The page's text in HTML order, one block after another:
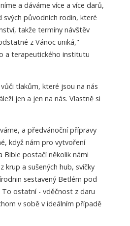
a dáváme více a více darů,
původních rodin, které
takže termíny návštěv
z Vánoc uniká,"
a terapeutického institutu
tlakům, které jsou na nás
jen a jen na nás. Vlastně si
a předvánoční přípravy
když nám pro vytvoření
postačí několik námi
krup a sušených hub, svíčky
sestavený Betlém pod
ostatní - vděčnost z daru
v sobě v ideálním případě